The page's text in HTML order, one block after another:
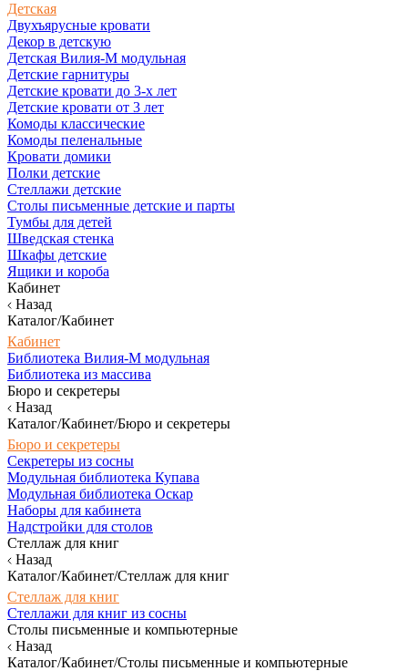
Детская
Двухъярусные кровати
Декор в детскую
Детская Вилия-М модульная
Детские гарнитуры
Детские кровати до 3-х лет
Детские кровати от 3 лет
Комоды классические
Комоды пеленальные
Кровати домики
Полки детские
Стеллажи детские
Столы письменные детские и парты
Тумбы для детей
Шведская стенка
Шкафы детские
Ящики и короба
Кабинет
Назад
Каталог/Кабинет
Кабинет
Библиотека Вилия-М модульная
Библиотека из массива
Бюро и секретеры
Назад
Каталог/Кабинет/Бюро и секретеры
Бюро и секретеры
Секретеры из сосны
Модульная библиотека Купава
Модульная библиотека Оскар
Наборы для кабинета
Надстройки для столов
Стеллаж для книг
Назад
Каталог/Кабинет/Стеллаж для книг
Стеллаж для книг
Стеллажи для книг из сосны
Столы письменные и компьютерные
Назад
Каталог/Кабинет/Столы письменные и компьютерные